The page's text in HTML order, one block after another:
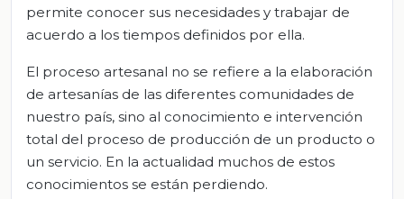
permite conocer sus necesidades y trabajar de
acuerdo a los tiempos definidos por ella.
El proceso artesanal no se refiere a la elaboración
de artesanías de las diferentes comunidades de
nuestro país, sino al conocimiento e intervención
total del proceso de producción de un producto o
un servicio. En la actualidad muchos de estos
conocimientos se están perdiendo.